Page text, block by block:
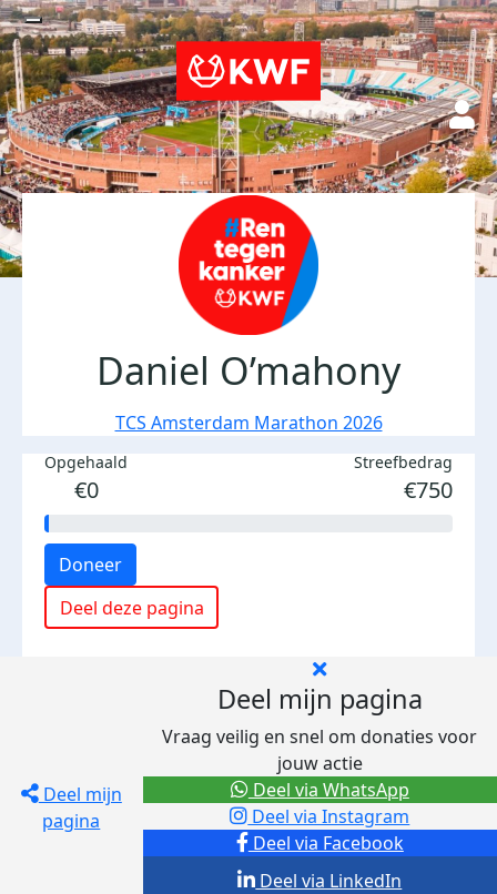
Daniel O’mahony
TCS Amsterdam Marathon 2026
Opgehaald
€0
Streefbedrag
€750
Doneer
Deel deze pagina
Deel mijn
pagina
Deel mijn pagina
Vraag veilig en snel om donaties voor
jouw actie
Deel via Facebook
Deel via Instagram
Deel via LinkedIn
Deel via WhatsApp